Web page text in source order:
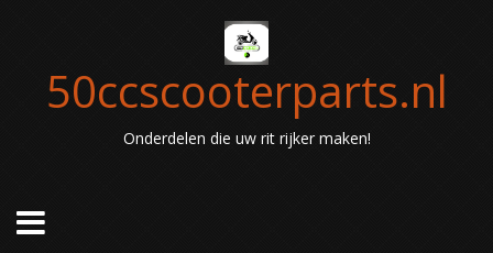
50ccscooterparts.nl
Onderdelen die uw rit rijker maken!